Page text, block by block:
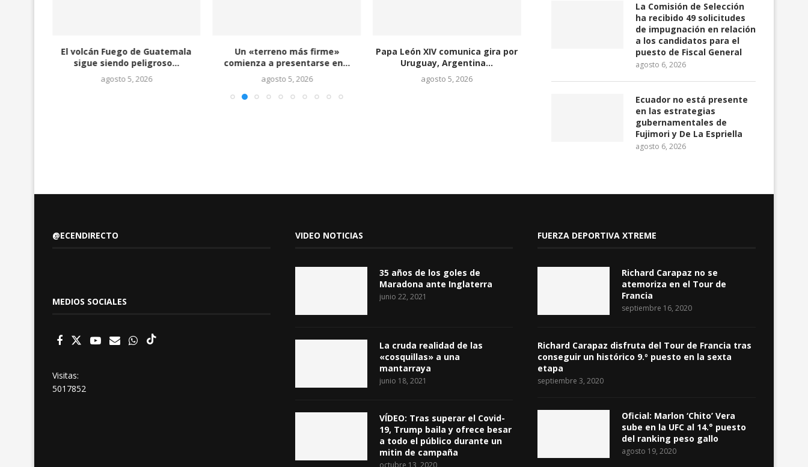
El volcán Fuego de Guatemala
sigue siendo peligroso...
agosto 5, 2026
Un «terreno más firme»
comienza a presentarse en...
agosto 5, 2026
Papa León XIV comunica gira por
Uruguay, Argentina...
agosto 5, 2026
Javier Milei califica de «histórica»
la próxima visita...
agosto 5, 2026
Guatemala activa alerta
agosto 4, 2026
La Comisión de Selección
ha recibido 49 solicitudes
de impugnación en relación
a los candidatos para el
puesto de Fiscal General
agosto 6, 2026
Ecuador no está presente
en las estrategias
gubernamentales de
Fujimori y De La Espriella
agosto 6, 2026
@ECENDIRECTO
MEDIOS SOCIALES
Visitas:
5017852
VIDEO NOTICIAS
35 años de los goles de
Maradona ante Inglaterra
junio 22, 2021
La cruda realidad de las
«cosquillas» a una
mantarraya
junio 18, 2021
VÍDEO: Tras superar el Covid-
19, Trump baila y ofrece besar
a todo el público durante un
mitin de campaña
octubre 13, 2020
FUERZA DEPORTIVA XTREME
Richard Carapaz no se
atemoriza en el Tour de
Francia
septiembre 16, 2020
Richard Carapaz disfruta del Tour de Francia tras
conseguir un histórico 9.º puesto en la sexta
etapa
septiembre 3, 2020
Oficial: Marlon ‘Chito’ Vera
sube en la UFC al 14.° puesto
del ranking peso gallo
agosto 19, 2020